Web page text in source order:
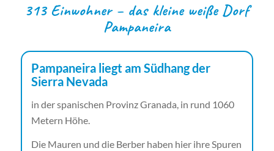
313 Einwohner – das kleine weiße Dorf
Pampaneira
Pampaneira liegt am Südhang der
Sierra Nevada
in der spanischen Provinz Granada, in rund 1060
Metern Höhe.
Die Mauren und die Berber haben hier ihre Spuren